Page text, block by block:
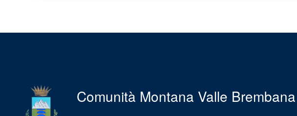
Comunità Montana Valle Brembana